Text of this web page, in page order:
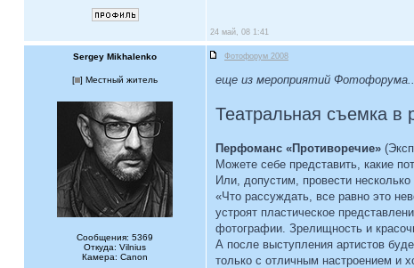
24 май, 08 1:41
Sergey Mikhalenko Фотофорум 2008
[ ] Местный житель
Сообщения: 5369
Откуда: Vilnius
Камера: Canon
еще из мероприятий
Театральная съемка в
Перфоманс «Противоречие»
Можете себе представить, какие
Или, допустим, провести
«Что рассуждать, все равно это
устроят пластическое
фотографии. Зрелищность и
А после выступления артистов
только с отличным настроением и